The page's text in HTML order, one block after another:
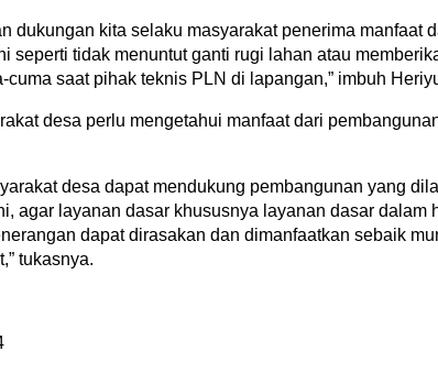
dukungan kita selaku masyarakat penerima manfaat
seperti tidak menuntut ganti rugi lahan atau
cuma saat pihak teknis PLN di lapangan,” imbuh
desa perlu mengetahui manfaat dari
desa dapat mendukung pembangunan yang
agar layanan dasar khususnya layanan dasar dalam
dapat dirasakan dan dimanfaatkan sebaik
tukasnya.